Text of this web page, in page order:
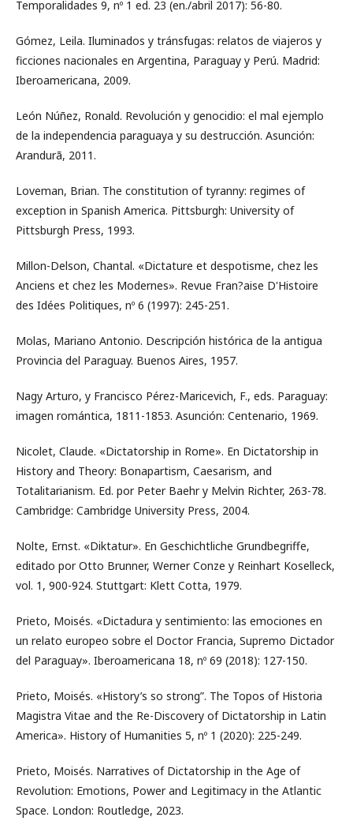
Temporalidades 9, nº 1 ed. 23 (en./abril 2017): 56-80.
Gómez, Leila. Iluminados y tránsfugas: relatos de viajeros y
ficciones nacionales en Argentina, Paraguay y Perú. Madrid:
Iberoamericana, 2009.
León Núñez, Ronald. Revolución y genocidio: el mal ejemplo
de la independencia paraguaya y su destrucción. Asunción:
Arandurã, 2011.
Loveman, Brian. The constitution of tyranny: regimes of
exception in Spanish America. Pittsburgh: University of
Pittsburgh Press, 1993.
Millon-Delson, Chantal. «Dictature et despotisme, chez les
Anciens et chez les Modernes». Revue Fran?aise D'Histoire
des Idées Politiques, nº 6 (1997): 245-251.
Molas, Mariano Antonio. Descripción histórica de la antigua
Provincia del Paraguay. Buenos Aires, 1957.
Nagy Arturo, y Francisco Pérez-Maricevich, F., eds. Paraguay:
imagen romántica, 1811-1853. Asunción: Centenario, 1969.
Nicolet, Claude. «Dictatorship in Rome». En Dictatorship in
History and Theory: Bonapartism, Caesarism, and
Totalitarianism. Ed. por Peter Baehr y Melvin Richter, 263-78.
Cambridge: Cambridge University Press, 2004.
Nolte, Ernst. «Diktatur». En Geschichtliche Grundbegriffe,
editado por Otto Brunner, Werner Conze y Reinhart Koselleck,
vol. 1, 900-924. Stuttgart: Klett Cotta, 1979.
Prieto, Moisés. «Dictadura y sentimiento: las emociones en
un relato europeo sobre el Doctor Francia, Supremo Dictador
del Paraguay». Iberoamericana 18, nº 69 (2018): 127-150.
Prieto, Moisés. «History’s so strong”. The Topos of Historia
Magistra Vitae and the Re-Discovery of Dictatorship in Latin
America». History of Humanities 5, nº 1 (2020): 225-249.
Prieto, Moisés. Narratives of Dictatorship in the Age of
Revolution: Emotions, Power and Legitimacy in the Atlantic
Space. London: Routledge, 2023.